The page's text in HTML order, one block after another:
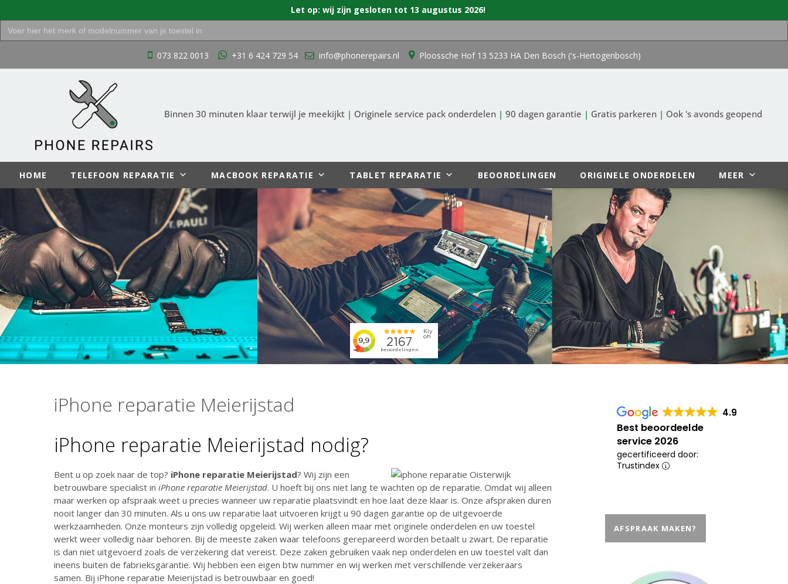
Zoek
naar:
073 822 0013 +31 6 424 729 54 info@phonerepairs.nl Ploossche Hof 13 5233 HA Den Bosch ('s-Hertogenbosch)
Binnen 30 minuten klaar terwijl je meekijkt | Originele service pack onderdelen | 90 dagen garantie | Gratis parkeren | Ook 's avonds geopend
HOME TELEFOON REPARATIE MACBOOK REPARATIE TABLET REPARATIE BEOORDELINGEN ORIGINELE ONDERDELEN MEER
iPhone reparatie Meierijstad
iPhone reparatie Meierijstad nodig?
Bent u op zoek naar de top? iPhone reparatie Meierijstad? Wij zijn een
betrouwbare specialist in iPhone reparatie Meierijstad. U hoeft bij ons niet lang te wachten op de reparatie. Omdat wij alleen
maar werken op afspraak weet u precies wanneer uw reparatie plaatsvindt en hoe laat deze klaar is. Onze afspraken duren
nooit langer dan 30 minuten. Als u ons uw reparatie laat uitvoeren krijgt u 90 dagen garantie op de uitgevoerde
werkzaamheden. Onze monteurs zijn volledig opgeleid. Wij werken alleen maar met originele onderdelen en uw toestel
werkt weer volledig naar behoren. Bij de meeste zaken waar telefoons gerepareerd worden betaalt u zwart. De reparatie
is dan niet uitgevoerd zoals de verzekering dat vereist. Deze zaken gebruiken vaak nep onderdelen en uw toestel valt dan
ineens buiten de fabrieksgarantie. Wij hebben een eigen btw nummer en wij werken met verschillende verzekeraars
samen. Bij iPhone reparatie Meierijstad is betrouwbaar en goed!
4.9
Best beoordeelde
service 2026
gecertificeerd door:
Trustindex
AFSPRAAK MAKEN?
Let op: wij zijn gesloten tot 13 augustus 2026!